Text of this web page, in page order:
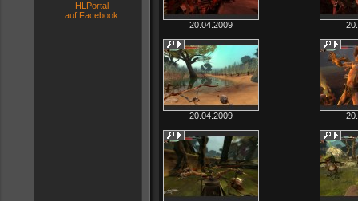
HLPortal
auf Facebook
20.04.2009
20.04.2009